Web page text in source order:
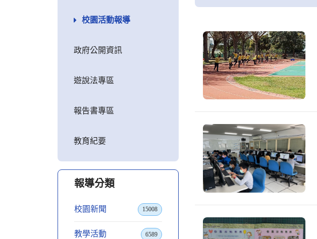
校園活動報導
政府公開資訊
遊說法專區
報告書專區
教育紀要
報導分類
校園新聞 15008
教學活動 6589